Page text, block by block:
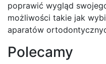
poprawić wygląd
możliwości takie jak
aparatów
Polecamy